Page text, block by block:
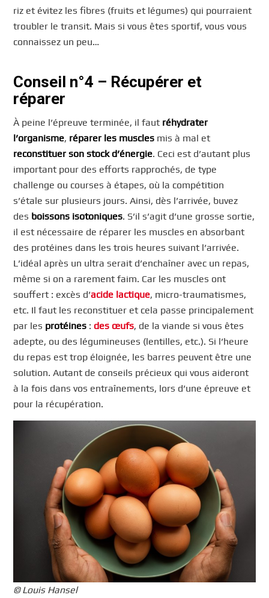
riz et évitez les fibres (fruits et légumes) qui pourraient
troubler le transit. Mais si vous êtes sportif, vous vous
connaissez un peu…
Conseil n°4 – Récupérer et
réparer
À peine l’épreuve terminée, il faut réhydrater
l’organisme, réparer les muscles mis à mal et
reconstituer son stock d’énergie. Ceci est d’autant plus
important pour des efforts rapprochés, de type
challenge ou courses à étapes, où la compétition
s’étale sur plusieurs jours. Ainsi, dès l’arrivée, buvez
des boissons isotoniques. S’il s’agit d’une grosse sortie,
il est nécessaire de réparer les muscles en absorbant
des protéines dans les trois heures suivant l’arrivée.
L’idéal après un ultra serait d’enchaîner avec un repas,
même si on a rarement faim. Car les muscles ont
souffert : excès d’acide lactique, micro-traumatismes,
etc. Il faut les reconstituer et cela passe principalement
par les protéines : des œufs, de la viande si vous êtes
adepte, ou des légumineuses (lentilles, etc.). Si l’heure
du repas est trop éloignée, les barres peuvent être une
solution. Autant de conseils précieux qui vous aideront
à la fois dans vos entraînements, lors d’une épreuve et
pour la récupération.
© Louis Hansel